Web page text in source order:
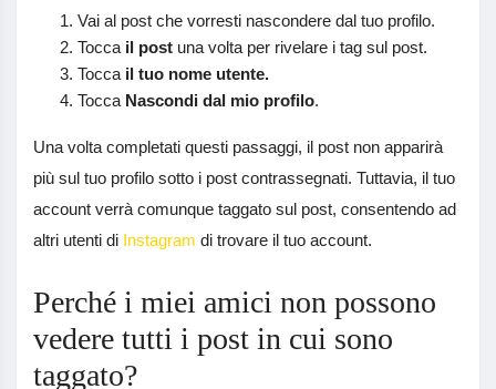
Vai al post che vorresti nascondere dal tuo profilo.
Tocca il post una volta per rivelare i tag sul post.
Tocca il tuo nome utente.
Tocca Nascondi dal mio profilo.
Una volta completati questi passaggi, il post non apparirà
più sul tuo profilo sotto i post contrassegnati. Tuttavia, il tuo
account verrà comunque taggato sul post, consentendo ad
altri utenti di Instagram di trovare il tuo account.
Perché i miei amici non possono
vedere tutti i post in cui sono
taggato?